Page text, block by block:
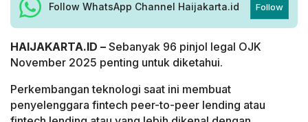
Follow WhatsApp Channel Haijakarta.id Follow
HAIJAKARTA.ID – Sebanyak 96 pinjol legal OJK
November 2025 penting untuk diketahui.
Perkembangan teknologi saat ini membuat
penyelenggara fintech peer-to-peer lending atau